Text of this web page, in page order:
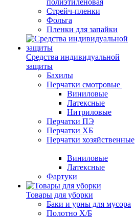
полиэтиленовая
Стрейч-пленки
Фольга
Пленки для запайки
Средства индивидуальной
защиты
Бахилы
Перчатки смотровые
Виниловые
Латексные
Нитриловые
Перчатки ПЭ
Перчатки ХБ
Перчатки хозяйственные
Виниловые
Латексные
Фартуки
Товары для уборки
Баки и урны для мусора
Полотно Х/Б